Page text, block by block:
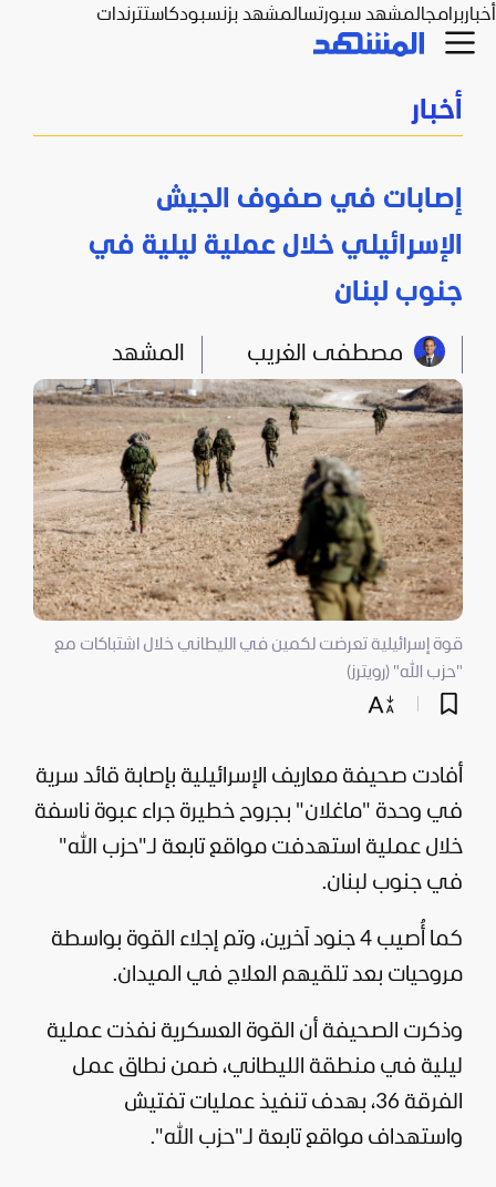
أخباربرامجالمشهد سبورتسالمشهد بزنسبودكاستترندات
أخبار
إصابات في صفوف الجيش
الإسرائيلي خلال عملية ليلية في
جنوب لبنان
مصطفى الغريب المشهد
قوة إسرائيلية تعرضت لكمين في الليطاني خلال اشتباكات مع
"حزب الله" (رويترز)
أفادت صحيفة معاريف الإسرائيلية بإصابة قائد سرية
في وحدة "ماغلان" بجروح خطيرة جراء عبوة ناسفة
خلال عملية استهدفت مواقع تابعة لـ"حزب الله"
في جنوب لبنان.
كما أُصيب 4 جنود آخرين، وتم إجلاء القوة بواسطة
مروحيات بعد تلقيهم العلاج في الميدان.
وذكرت الصحيفة أن القوة العسكرية نفذت عملية
ليلية في منطقة الليطاني، ضمن نطاق عمل
الفرقة 36، بهدف تنفيذ عمليات تفتيش
واستهداف مواقع تابعة لـ"حزب الله".